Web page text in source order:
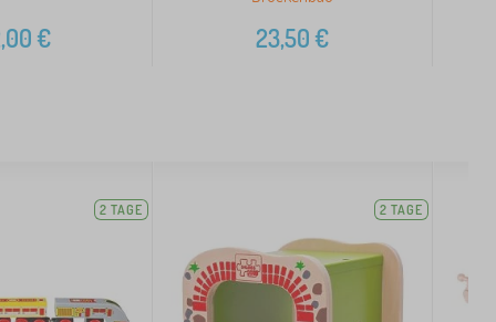
€ 23,50€
2 TAGE 2 TAGE